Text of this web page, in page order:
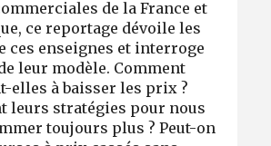
de la France et
ce reportage dévoile les
ces enseignes et interroge
leur modèle. Comment
elles à baisser les prix ?
leurs stratégies pour nous
toujours plus ? Peut-on